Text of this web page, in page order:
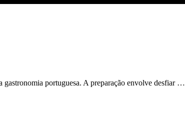
gastronomia portuguesa. A preparação envolve desfiar …